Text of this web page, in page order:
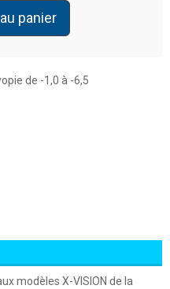
panier
de -1,0 à -6,5
modèles X-VISION de la